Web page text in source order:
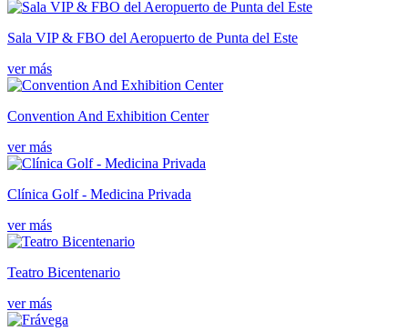
Sala VIP & FBO del Aeropuerto de Punta del Este
ver más
Convention And Exhibition Center
ver más
Clínica Golf - Medicina Privada
ver más
Teatro Bicentenario
ver más